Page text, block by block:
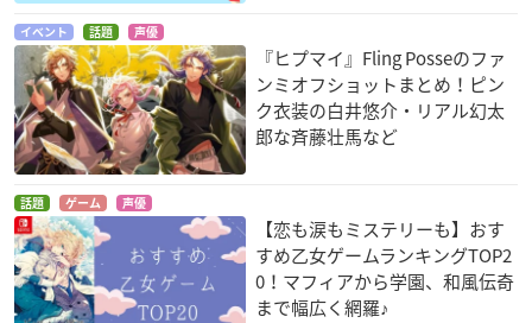
イベント 話題 声優
『ヒプマイ』Fling Posseのファ
ンミオフショットまとめ！ピン
ク衣装の白井悠介・リアル幻太
郎な斉藤壮馬など
話題 ゲーム 声優
【恋も涙もミステリーも】おす
すめ乙女ゲームランキングTOP2
0！マフィアから学園、和風伝奇
まで幅広く網羅♪